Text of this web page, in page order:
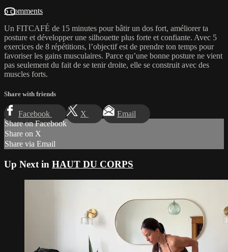
6 comments
Un FITCAFÉ de 15 minutes pour bâtir un dos fort, améliorer ta
posture et développer une silhouette plus forte et confiante. Avec 5
exercices de 8 répétitions, l’objectif est de prendre ton temps pour
favoriser les gains musculaires. Parce qu’une bonne posture ne vient
pas seulement du fait de se tenir droite, elle se construit avec des
muscles forts.
Share with friends
Facebook X
Email
Share on Facebook
Share on X
Share via Email
Up Next in HAUT DU CORPS